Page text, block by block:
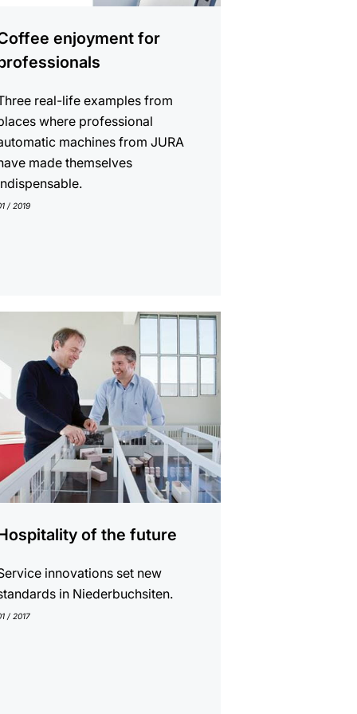
enjoyment for
real-life examples from
where professional
machines from JURA
made themselves
/ 2019
of the future
innovations set new
in Niederbuchsiten.
/ 2017